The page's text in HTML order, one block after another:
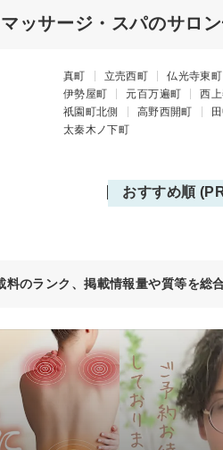
ッサージ・スパのサロ
真町 立売西町 仏光寺東町
伊勢屋町
元百万遍町 西
祇園町北側
高野西開町
太秦木ノ下町
おすすめ順
のランク、掲載情報量や質等を総